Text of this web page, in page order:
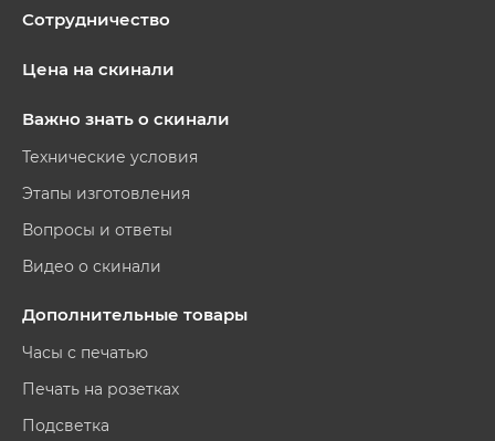
Сотрудничество
Цена на скинали
Важно знать о скинали
Технические условия
Этапы изготовления
Вопросы и ответы
Видео о скинали
Дополнительные товары
Часы с печатью
Печать на розетках
Подсветка